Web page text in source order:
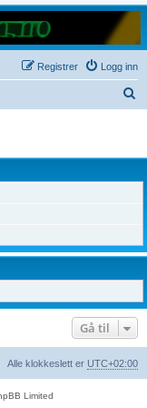
Logg inn
Registrer
Gå til
Alle klokkeslett er UTC+02:00
Limited